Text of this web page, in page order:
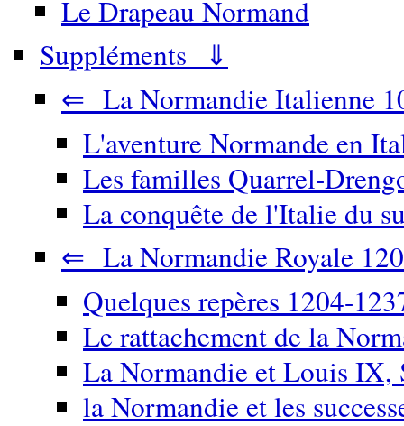
Le Drapeau Normand
Suppléments ⇓
⇐ La Normandie Italienne
L'aventure Normande en
Les familles Quarrel-
La conquête de l'Italie du
⇐ La Normandie Royale
Quelques repères 1204-
Le rattachement de la
La Normandie et Louis IX,
la Normandie et les